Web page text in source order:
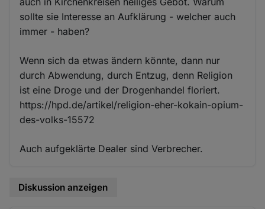
sollte sie Interesse an Aufklärung - welcher auch
immer - haben?
Wenn sich da etwas ändern könnte, dann nur
durch Abwendung, durch Entzug, denn Religion
ist eine Droge und der Drogenhandel floriert.
https://hpd.de/artikel/religion-eher-kokain-opium-
des-volks-15572
Auch aufgeklärte Dealer sind Verbrecher.
Diskussion anzeigen